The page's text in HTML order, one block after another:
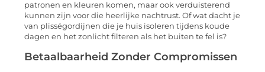
patronen en kleuren komen, maar ook verduisterend
kunnen zijn voor die heerlijke nachtrust. Of wat dacht je
van plisségordijnen die je huis isoleren tijdens koude
dagen en het zonlicht filteren als het buiten te fel is?
Betaalbaarheid Zonder Compromissen